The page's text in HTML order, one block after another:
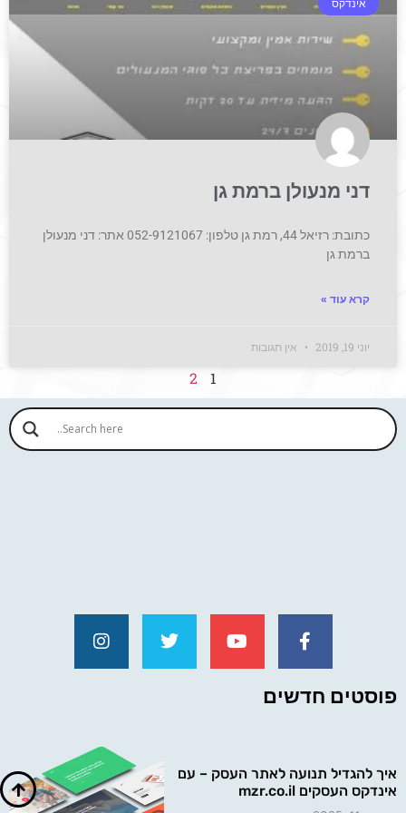
אינדקס
דני מנעולן ברמת גן
כתובת: רזיאל 44, רמת גן טלפון: 052-9121067 אתר: דני מנעולן
ברמת גן
קרא עוד »
יוני 19, 2019 אין תגובות
1
2
פוסטים חדשים
איך להגדיל תנועה לאתר העסק – עם
אינדקס העסקים mzr.co.il